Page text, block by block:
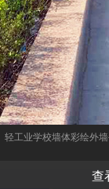
轻工业学校墙体彩绘外
查